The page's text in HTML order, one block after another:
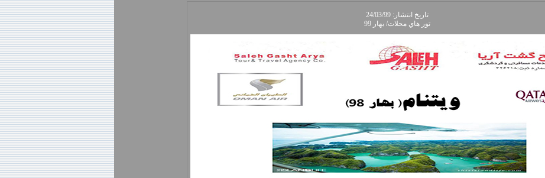
تاريخ انتشار: 24/03/99
تور هاي محلات/ بهار 99